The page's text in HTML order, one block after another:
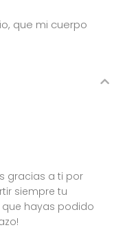
que mi cuerpo
gracias a ti por
siempre tu
que hayas podido